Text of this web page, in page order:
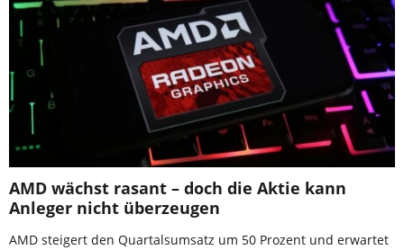
AMD wächst rasant – doch die Aktie kann
Anleger nicht überzeugen
AMD steigert den Quartalsumsatz um 50 Prozent und erwartet